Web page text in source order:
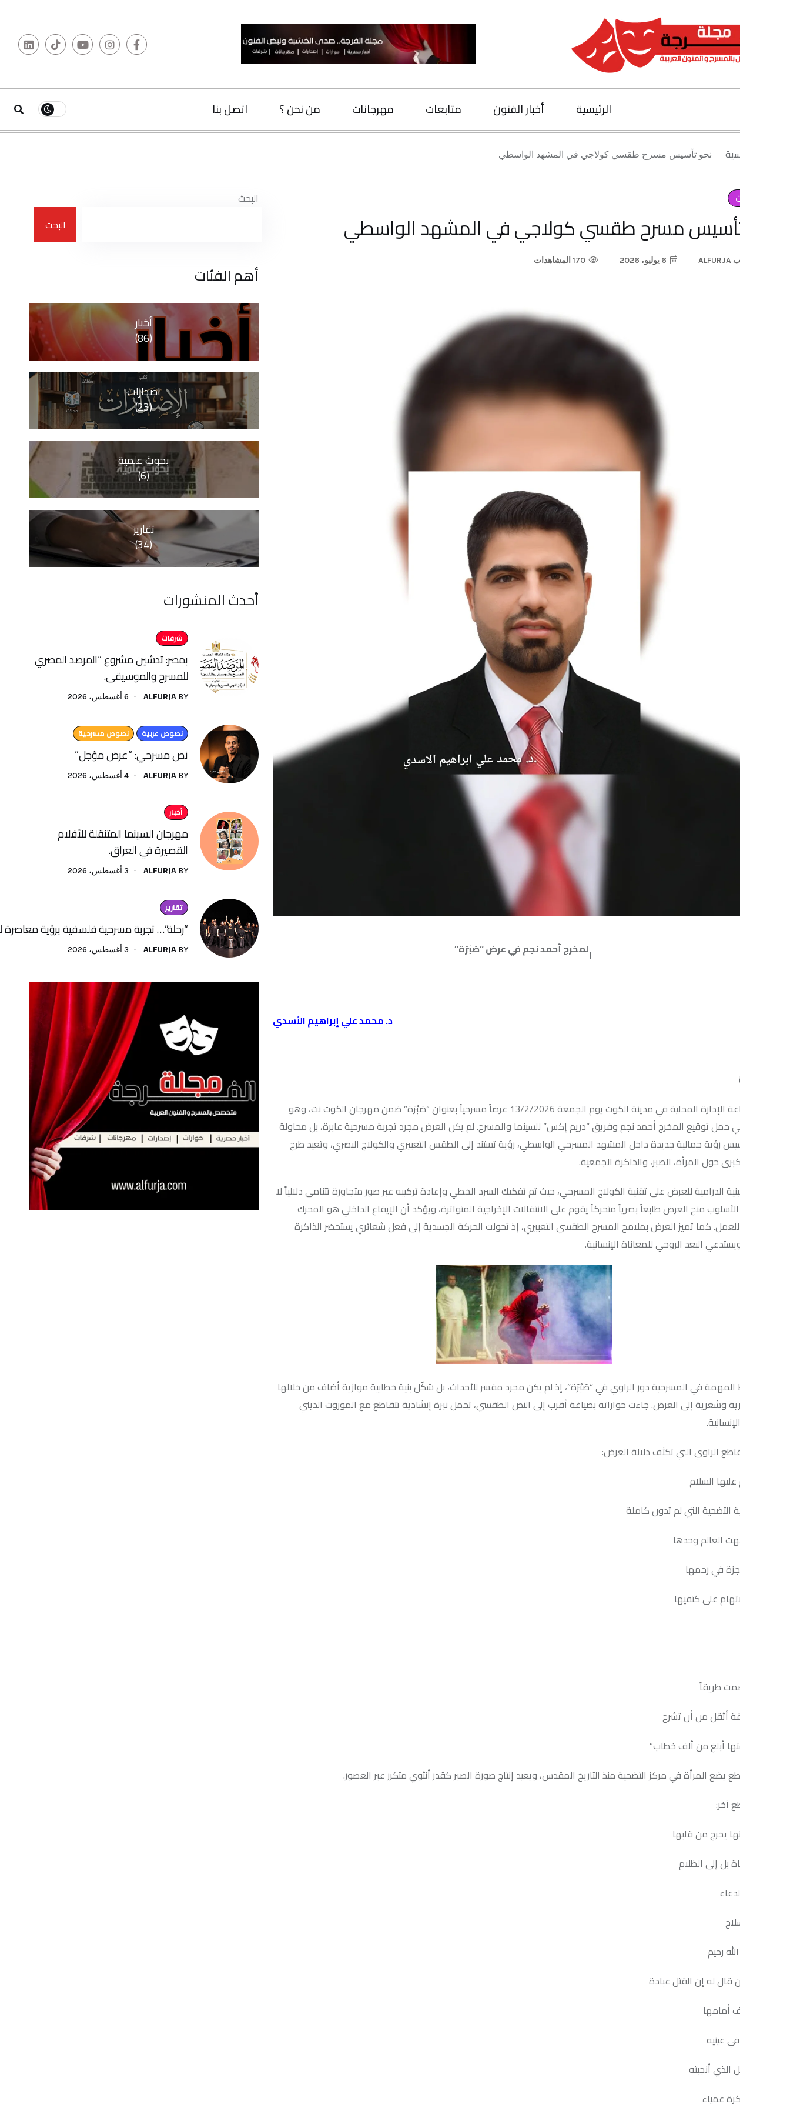
أخبار الفنون متابعات مهرجانات من نحن ؟ اتصل بنا
نحو تأسيس مسرح طقسي كولاجي في المشهد الواسطي
مسرح طقسي كولاجي في المشهد الواسطي
6 يوليو، 2026 170 المشاهدات
لمخرج أحمد نجم في عرض “صَبْرَة”
د. محمد علي إبراهيم الأسدي
شهدت قاعة الإدارة المحلية في مدينة الكوت يوم الجمعة 13/2/2026 عرضاً مسرحياً بعنوان “صَبْرَة” ضمن مهرجان الكوت نت، وهو
حمل توقيع المخرج أحمد نجم وفريق “دريم إكس” للسينما والمسرح. لم يكن العرض مجرد تجربة مسرحية عابرة، بل محاولة
رؤية جمالية جديدة داخل المشهد المسرحي الواسطي، رؤية تستند إلى الطقس التعبيري والكولاج البصري، وتعيد طرح
حول المرأة، الصبر، والذاكرة الجمعية.
الدرامية للعرض على تقنية الكولاج المسرحي، حيث تم تفكيك السرد الخطي وإعادة تركيبه عبر صور متجاورة تتنامى دلالياً لا
الأسلوب منح العرض طابعاً بصرياً متحركاً يقوم على الانتقالات الإخراجية المتواترة، ويؤكد أن الإيقاع الداخلي هو المحرك
كما تميز العرض بملامح المسرح الطقسي التعبيري، إذ تحولت الحركة الجسدية إلى فعل شعائري يستحضر الذاكرة
البعد الروحي للمعاناة الإنسانية.
المهمة في المسرحية دور الراوي في “صَبْرَة”، إذ لم يكن مجرد مفسر للأحداث، بل شكّل بنية خطابية موازية أضاف من خلالها
وشعرية إلى العرض. جاءت حواراته بصياغة أقرب إلى النص الطقسي، تحمل نبرة إنشادية تتقاطع مع الموروث الديني
الراوي التي تكثف دلالة العرض:
السلام
التضحية التي لم تدون كاملة
العالم وحدها
في رحمها
على كتفيها
أثقل من أن تشرح
أبلغ من ألف خطاب”
يضع المرأة في مركز التضحية منذ التاريخ المقدس، ويعيد إنتاج صورة الصبر كقدر أنثوي متكرر عبر العصور.
يخرج من قلبها
بل إلى الظلام
له إن القتل عبادة
الذي أنجبته
أهم الفئات
(86)
اصدارات
(23)
بحوث علمية
(6)
تقارير
(34)
أحدث المنشورات
شرفات
بمصر: تدشين مشروع “المرصد المصري
للمسرح والموسيقى.
ALFURJA 6 أغسطس، 2026
نصوص عربية نصوص مسرحية
نص مسرحي: “عرض مؤجل”
BY
ALFURJA 4 أغسطس، 2026
أخبار
مهرجان السينما المتنقلة للأفلام
القصيرة في العراق.
BY
ALFURJA 3 أغسطس، 2026
“رحلة”… تجربة مسرحية فلسفية برؤية معاصرة لفنون الأداء
BY
ALFURJA 3 أغسطس، 2026